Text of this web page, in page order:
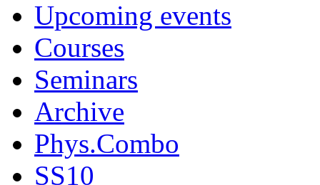
Upcoming events
Courses
Seminars
Archive
Phys.Combo
SS10